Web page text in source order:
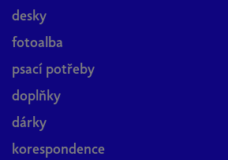
desky
fotoalba
psací potřeby
doplňky
dárky
korespondence